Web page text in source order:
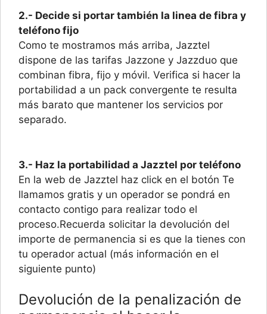
2.- Decide si portar también la linea de fibra y
teléfono fijo
Como te mostramos más arriba, Jazztel
dispone de las tarifas Jazzone y Jazzduo que
combinan fibra, fijo y móvil. Verifica si hacer la
portabilidad a un pack convergente te resulta
más barato que mantener los servicios por
separado.
3.- Haz la portabilidad a Jazztel por teléfono
En la web de Jazztel haz click en el botón Te
llamamos gratis y un operador se pondrá en
contacto contigo para realizar todo el
proceso.Recuerda solicitar la devolución del
importe de permanencia si es que la tienes con
tu operador actual (más información en el
siguiente punto)
Devolución de la penalización de